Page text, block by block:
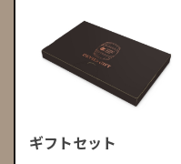
ギフトセット